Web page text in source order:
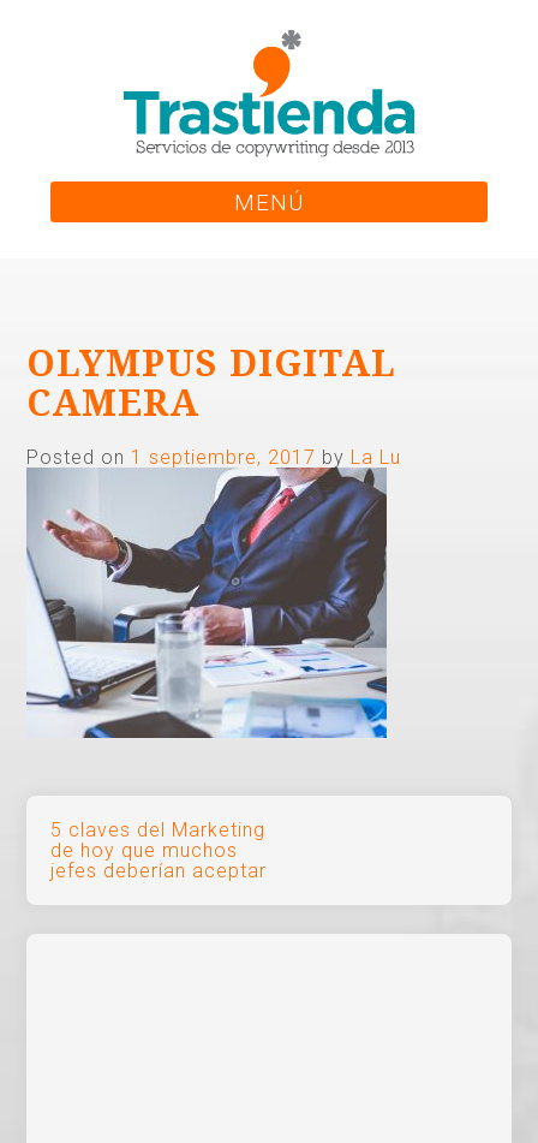
MENÚ
OLYMPUS DIGITAL
CAMERA
Posted on 1 septiembre, 2017 by La Lu
Navegación
de
entradas
5 claves del Marketing
de hoy que muchos
jefes deberían aceptar